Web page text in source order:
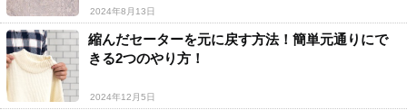
2024年8月13日
縮んだセーターを元に戻す方法！簡単元通りにで
きる2つのやり方！
2024年12月5日